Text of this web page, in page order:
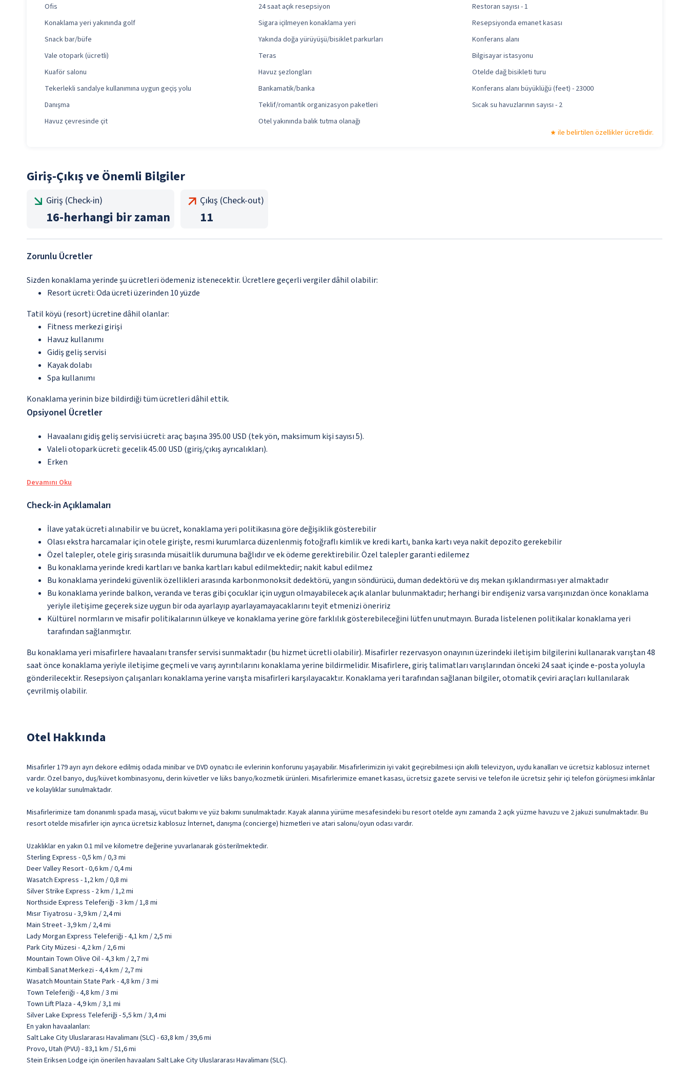
Ofis
24 saat açık resepsiyon
Restoran sayısı - 1
Konaklama yeri yakınında golf
Sigara içilmeyen konaklama yeri
Resepsiyonda emanet kasası
Snack bar/büfe
Yakında doğa yürüyüşü/bisiklet parkurları
Konferans alanı
Vale otopark (ücretli)
Teras
Bilgisayar istasyonu
Kuaför salonu
Havuz şezlongları
Otelde dağ bisikleti turu
Tekerlekli sandalye kullanımına uygun geçiş yolu
Bankamatik/banka
Konferans alanı büyüklüğü (feet) - 23000
Danışma
Teklif/romantik organizasyon paketleri
Sıcak su havuzlarının sayısı - 2
Havuz çevresinde çit
Otel yakınında balık tutma olanağı
ile belirtilen özellikler ücretlidir.
Giriş-Çıkış ve Önemli Bilgiler
Giriş (Check-in)
16-herhangi bir zaman
Çıkış (Check-out)
11
Zorunlu Ücretler
Sizden konaklama yerinde şu ücretleri ödemeniz istenecektir. Ücretlere geçerli vergiler dâhil olabilir:
Resort ücreti: Oda ücreti üzerinden 10 yüzde
Tatil köyü (resort) ücretine dâhil olanlar:
Fitness merkezi girişi
Havuz kullanımı
Gidiş geliş servisi
Kayak dolabı
Spa kullanımı
Konaklama yerinin bize bildirdiği tüm ücretleri dâhil ettik.
Opsiyonel Ücretler
Havaalanı gidiş geliş servisi ücreti: araç başına 395.00 USD (tek yön, maksimum kişi sayısı 5).
Valeli otopark ücreti: gecelik 45.00 USD (giriş/çıkış ayrıcalıkları).
Erken
Devamını Oku
Check-in Açıklamaları
İlave yatak ücreti alınabilir ve bu ücret, konaklama yeri politikasına göre değişiklik gösterebilir
Olası ekstra harcamalar için otele girişte, resmi kurumlarca düzenlenmiş fotoğraflı kimlik ve kredi kartı, banka kartı veya nakit depozito gerekebilir
Özel talepler, otele giriş sırasında müsaitlik durumuna bağlıdır ve ek ödeme gerektirebilir. Özel talepler garanti edilemez
Bu konaklama yerinde kredi kartları ve banka kartları kabul edilmektedir; nakit kabul edilmez
Bu konaklama yerindeki güvenlik özellikleri arasında karbonmonoksit dedektörü, yangın söndürücü, duman dedektörü ve dış mekan ışıklandırması yer almaktadır
Bu konaklama yerinde balkon, veranda ve teras gibi çocuklar için uygun olmayabilecek açık alanlar bulunmaktadır; herhangi bir endişeniz varsa varışınızdan önce konaklama
yeriyle iletişime geçerek size uygun bir oda ayarlayıp ayarlayamayacaklarını teyit etmenizi öneririz
Kültürel normların ve misafir politikalarının ülkeye ve konaklama yerine göre farklılık gösterebileceğini lütfen unutmayın. Burada listelenen politikalar konaklama yeri
tarafından sağlanmıştır.
Bu konaklama yeri misafirlere havaalanı transfer servisi sunmaktadır (bu hizmet ücretli olabilir). Misafirler rezervasyon onayının üzerindeki iletişim bilgilerini kullanarak varıştan 48
saat önce konaklama yeriyle iletişime geçmeli ve varış ayrıntılarını konaklama yerine bildirmelidir. Misafirlere, giriş talimatları varışlarından önceki 24 saat içinde e-posta yoluyla
gönderilecektir. Resepsiyon çalışanları konaklama yerine varışta misafirleri karşılayacaktır. Konaklama yeri tarafından sağlanan bilgiler, otomatik çeviri araçları kullanılarak
çevrilmiş olabilir.
Otel Hakkında
Misafirler 179 ayrı ayrı dekore edilmiş odada minibar ve DVD oynatıcı ile evlerinin konforunu yaşayabilir. Misafirlerimizin iyi vakit geçirebilmesi için akıllı televizyon, uydu kanalları ve ücretsiz kablosuz internet
vardır. Özel banyo, duş/küvet kombinasyonu, derin küvetler ve lüks banyo/kozmetik ürünleri. Misafirlerimize emanet kasası, ücretsiz gazete servisi ve telefon ile ücretsiz şehir içi telefon görüşmesi imkânlar
ve kolaylıklar sunulmaktadır.
Misafirlerimize tam donanımlı spada masaj, vücut bakımı ve yüz bakımı sunulmaktadır. Kayak alanına yürüme mesafesindeki bu resort otelde aynı zamanda 2 açık yüzme havuzu ve 2 jakuzi sunulmaktadır. Bu
resort otelde misafirler için ayrıca ücretsiz kablosuz İnternet, danışma (concierge) hizmetleri ve atari salonu/oyun odası vardır.
Uzaklıklar en yakın 0.1 mil ve kilometre değerine yuvarlanarak gösterilmektedir.
Sterling Express - 0,5 km / 0,3 mi
Deer Valley Resort - 0,6 km / 0,4 mi
Wasatch Express - 1,2 km / 0,8 mi
Silver Strike Express - 2 km / 1,2 mi
Northside Express Teleferiği - 3 km / 1,8 mi
Mısır Tiyatrosu - 3,9 km / 2,4 mi
Main Street - 3,9 km / 2,4 mi
Lady Morgan Express Teleferiği - 4,1 km / 2,5 mi
Park City Müzesi - 4,2 km / 2,6 mi
Mountain Town Olive Oil - 4,3 km / 2,7 mi
Kimball Sanat Merkezi - 4,4 km / 2,7 mi
Wasatch Mountain State Park - 4,8 km / 3 mi
Town Teleferiği - 4,8 km / 3 mi
Town Lift Plaza - 4,9 km / 3,1 mi
Silver Lake Express Teleferiği - 5,5 km / 3,4 mi
En yakın havaalanları:
Salt Lake City Uluslararası Havalimanı (SLC) - 63,8 km / 39,6 mi
Provo, Utah (PVU) - 83,1 km / 51,6 mi
Stein Eriksen Lodge için önerilen havaalanı Salt Lake City Uluslararası Havalimanı (SLC).